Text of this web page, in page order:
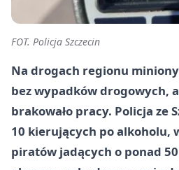
FOT. Policja Szczecin
Na drogach regionu
bez wypadków drogowych,
brakowało pracy. Policja ze
10 kierujących po alkoholu,
piratów jadących o ponad